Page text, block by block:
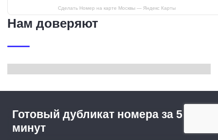
Сделать Номер на карте Москвы — Яндекс Карты
Нам доверяют
Готовый дубликат номера за 5
минут